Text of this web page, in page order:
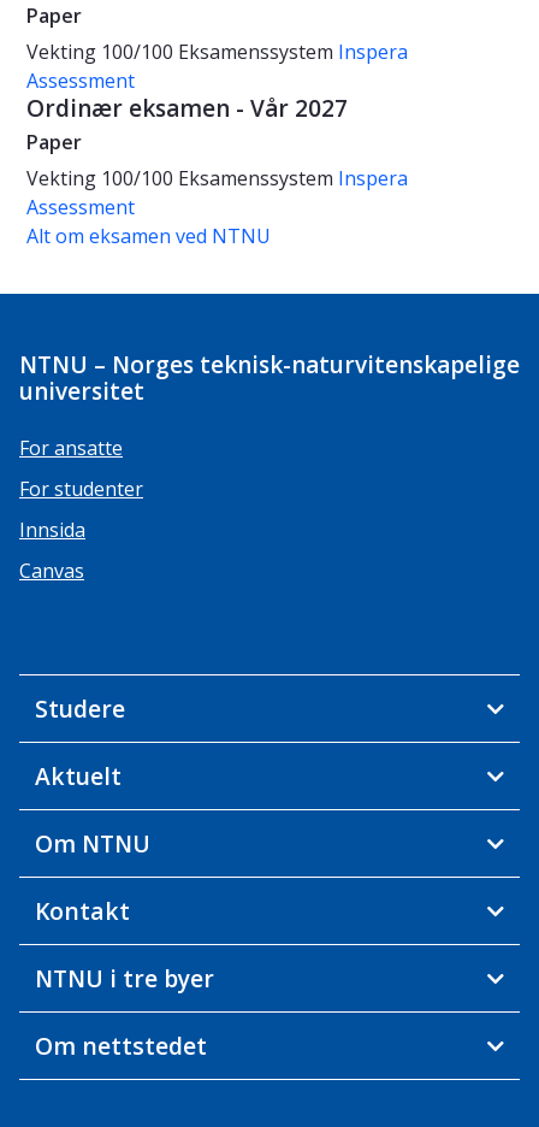
Paper
Vekting 100/100 Eksamenssystem Inspera
Assessment
Ordinær eksamen - Vår 2027
Paper
Vekting 100/100 Eksamenssystem Inspera
Assessment
Alt om eksamen ved NTNU
NTNU – Norges teknisk-naturvitenskapelige
universitet
For ansatte
For studenter
Innsida
Canvas
Studere
Aktuelt
Om NTNU
Kontakt
NTNU i tre byer
Om nettstedet